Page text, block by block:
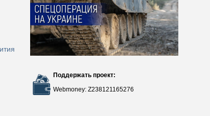
Поддержать проект:
Webmoney: Z238121165276